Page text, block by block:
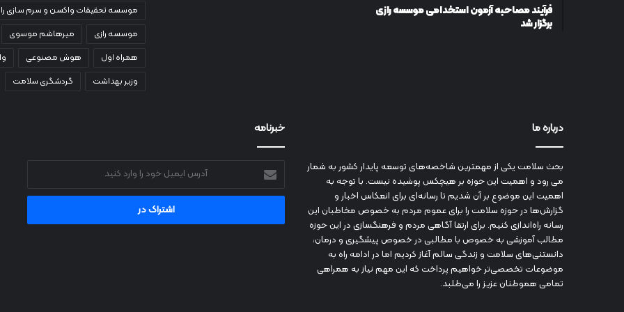
فرآیند مصاحبه آزمون استخدامی موسسه رازی
برگزار شد
موسسه تحقیقات واکسن و سرم سازی
موسسه رازی
میرهاشم موسوی
همراه اول
هوش مصنوعی
وزیر بهداشت
گردشگری سلامت
درباره ما
بحث سلامت یکی از مهمترین شاخصه‌های توسعه پایدار کشور به شمار
می رود و اهمیت این حوزه بر هیچکس پوشیده نیست. با توجه به
اهمیت این موضوع بر آن شدیم تا رسانه‌ای برای انعکاس اخبار و
گزارش‌ها در حوزه سلامت را برای عموم مردم به خصوص مخاطبان این
رسانه راه‌اندازی کنیم. برای ارتقا آگاهی مردم و فرهنگسازی در این حوزه
مطالب آموزشی به خصوص با مطالبی در خصوص پیشگیری و درمان،
دانستنی‌های سلامت و زندگی سالم آغاز کردیم اما در ادامه راه به
موضوعات تخصصی‌تر خواهیم پرداخت که این مهم نیاز به همراهی
تمامی هموطنان عزیز را می‌طلبد.
خبرنامه
آدرس
ایمیل
خود
وارد